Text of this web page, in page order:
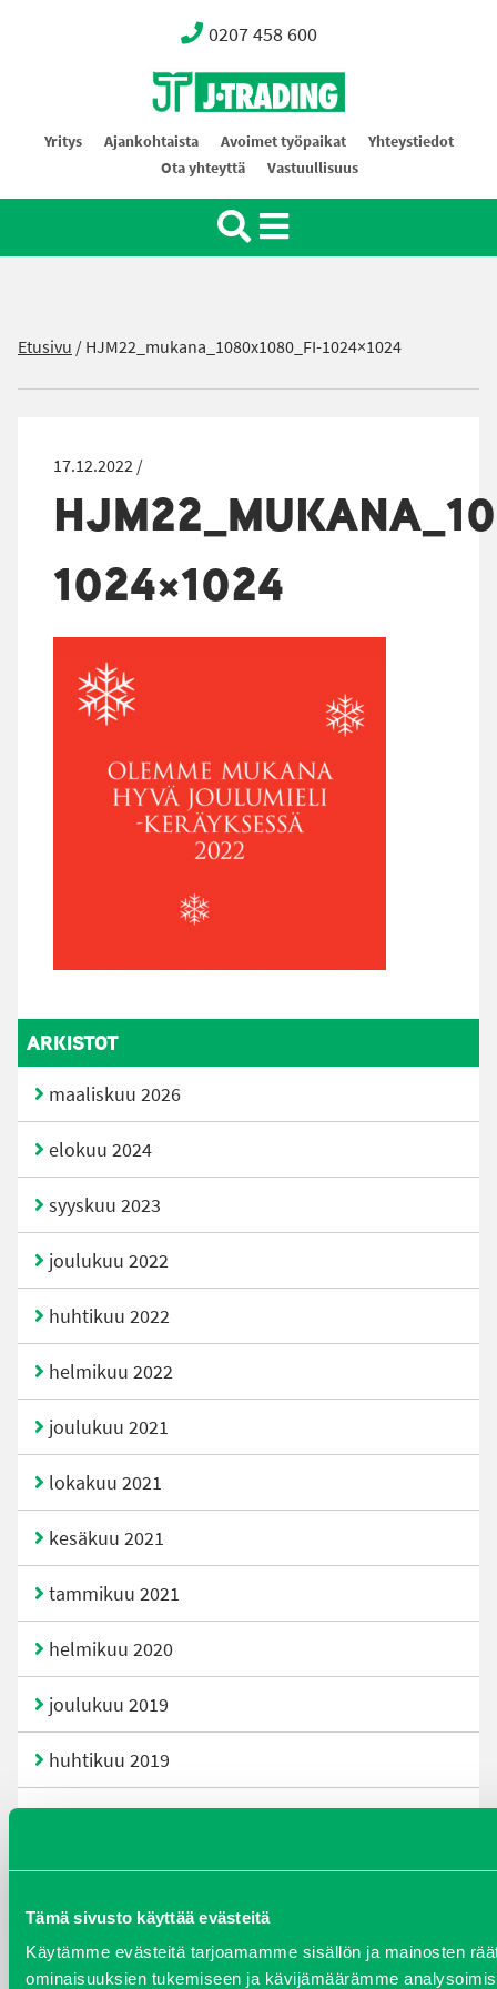
Tämä sivusto käyttää evästeitä
Käytämme evästeitä tarjoamamme sisällön ja mainosten
ominaisuuksien tukemiseen ja kävijämäärämme
0207 458 600
Oy J-Trading Ab
Yritys Ajankohtaista Avoimet työpaikat
Yhteystiedot
Ota yhteyttä
Vastuullisuus
Etusivu /HJM22_mukana_1080x1080_FI-1024×1024
17.12.2022 /
1024×1024
ARKISTOT
maaliskuu 2026
elokuu 2024
syyskuu 2023
joulukuu 2022
huhtikuu 2022
helmikuu 2022
joulukuu 2021
lokakuu 2021
kesäkuu 2021
tammikuu 2021
helmikuu 2020
joulukuu 2019
huhtikuu 2019
helmikuu 2019
elokuu 2018
tammikuu 2018
joulukuu 2017